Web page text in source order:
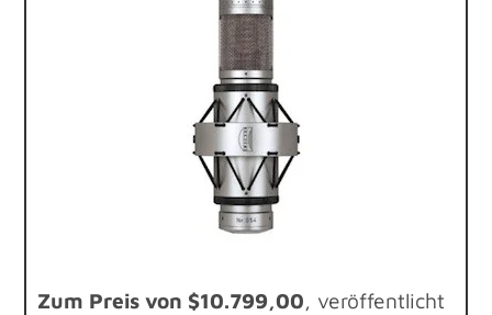
Zum Preis von $10.799,00, veröffentlicht